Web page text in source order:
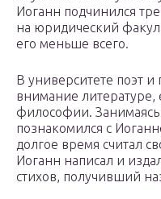
Иоганн подчинился
на юридический
его меньше всего.
В университете поэт и
внимание литературе,
философии. Занимаясь
познакомился с
долгое время считал
Иоганн написал и
стихов, получивший